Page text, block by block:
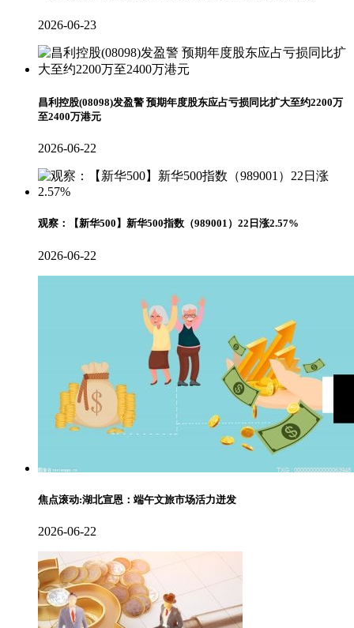
2026-06-23
昌利控股(08098)发盈警 预期年度股东应占亏损同比扩大至约2200万
至2400万港元
2026-06-22
观察：【新华500】新华500指数（989001）22日涨2.57%
2026-06-22
焦点滚动:湖北宣恩：端午文旅市场活力迸发
2026-06-22